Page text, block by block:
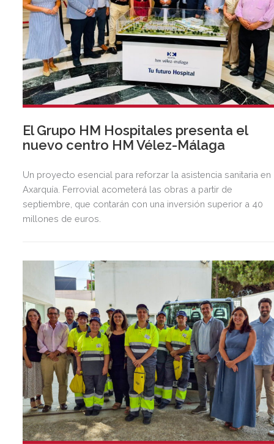
El Grupo HM Hospitales presenta el
nuevo centro HM Vélez-Málaga
Un proyecto esencial para reforzar la asistencia sanitaria en
Axarquía. Ferrovial acometerá las obras a partir de
septiembre, que contarán con una inversión superior a 40
millones de euros.